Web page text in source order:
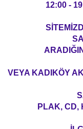
12:00 -
VEYA KADIKÖY
PLAK, CD,